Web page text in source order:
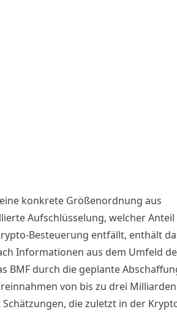
konkrete Größenordnung aus
Aufschlüsselung, welcher Anteil
Besteuerung entfällt, enthält
Informationen aus dem Umfeld
BMF durch die geplante
von bis zu drei
die zuletzt in der